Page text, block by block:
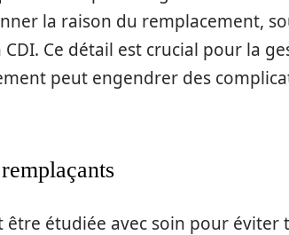
la raison du remplacement,
Ce détail est crucial pour la
peut engendrer des
être étudiée avec soin pour